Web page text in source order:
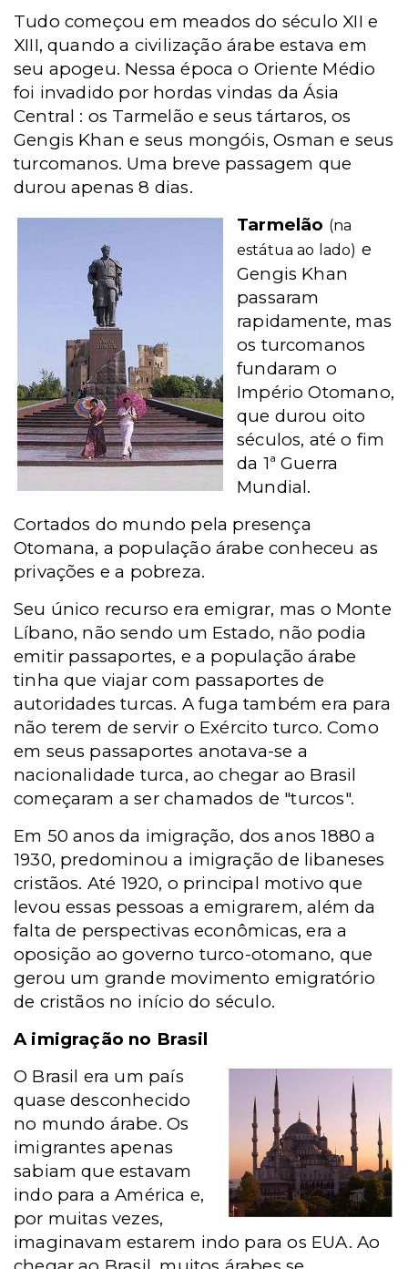
Tudo começou em meados do século XII e
XIII, quando a civilização árabe estava em
seu apogeu. Nessa época o Oriente Médio
foi invadido por hordas vindas da Ásia
Central : os Tarmelão e seus tártaros, os
Gengis Khan e seus mongóis, Osman e seus
turcomanos. Uma breve passagem que
durou apenas 8 dias.
Tarmelão (na
estátua ao lado) e
Gengis Khan
passaram
rapidamente, mas
os turcomanos
fundaram o
Império Otomano,
que durou oito
séculos, até o fim
da 1ª Guerra
Mundial.
Cortados do mundo pela presença
Otomana, a população árabe conheceu as
privações e a pobreza.
Seu único recurso era emigrar, mas o Monte
Líbano, não sendo um Estado, não podia
emitir passaportes, e a população árabe
tinha que viajar com passaportes de
autoridades turcas. A fuga também era para
não terem de servir o Exército turco. Como
em seus passaportes anotava-se a
nacionalidade turca, ao chegar ao Brasil
começaram a ser chamados de "turcos".
Em 50 anos da imigração, dos anos 1880 a
1930, predominou a imigração de libaneses
cristãos. Até 1920, o principal motivo que
levou essas pessoas a emigrarem, além da
falta de perspectivas econômicas, era a
oposição ao governo turco-otomano, que
gerou um grande movimento emigratório
de cristãos no início do século.
A imigração no Brasil
O Brasil era um país
quase desconhecido
no mundo árabe. Os
imigrantes apenas
sabiam que estavam
indo para a América e,
por muitas vezes,
imaginavam estarem indo para os EUA. Ao